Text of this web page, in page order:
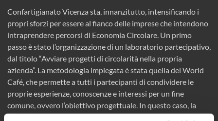
Confartigianato Vicenza sta, innanzitutto, intensificando i
propri sforzi per essere al fianco delle imprese che intendono
intraprendere percorsi di Economia Circolare. Un primo
passo è stato l’organizzazione di un laboratorio partecipativo,
dal titolo “Avviare progetti di circolarità nella propria
azienda”. La metodologia impiegata è stata quella del World
Café, che permette a tutti i partecipanti di condividere le
proprie esperienze, conoscenze e interessi per un fine
comune, ovvero l’obiettivo progettuale. In questo caso, la
domanda è stata: “Come possono gli enti del territorio